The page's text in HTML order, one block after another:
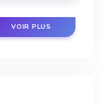
VOIR PLUS